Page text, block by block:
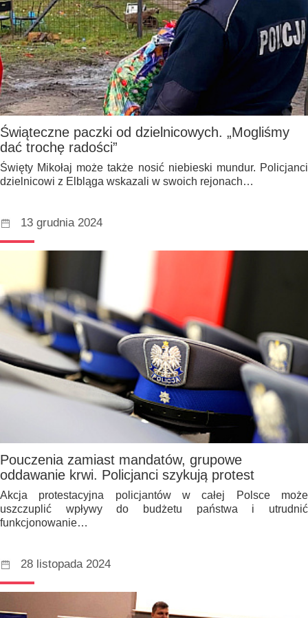
Świąteczne paczki od dzielnicowych. „Mogliśmy
dać trochę radości”
Święty Mikołaj może także nosić niebieski mundur. Policjanci
dzielnicowi z Elbląga wskazali w swoich rejonach…
13 grudnia 2024
Pouczenia zamiast mandatów, grupowe
oddawanie krwi. Policjanci szykują protest
Akcja protestacyjna policjantów w całej Polsce może
uszczuplić wpływy do budżetu państwa i utrudnić
funkcjonowanie…
28 listopada 2024